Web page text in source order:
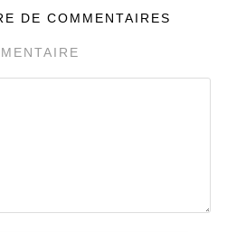
DE COMMENTAIRES